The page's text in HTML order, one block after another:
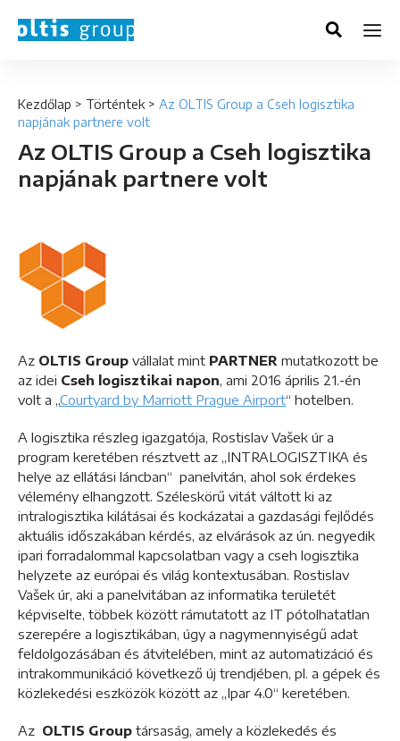
Kezdőlap > Történtek > Az OLTIS Group a Cseh logisztika
napjának partnere volt
Az OLTIS Group a Cseh logisztika
napjának partnere volt
Az OLTIS Group vállalat mint PARTNER mutatkozott be
az idei Cseh logisztikai napon, ami 2016 április 21.-én
volt a „Courtyard by Marriott Prague Airport“ hotelben.
A logisztika részleg igazgatója, Rostislav Vašek úr a
program keretében résztvett az „INTRALOGISZTIKA és
helye az ellátási láncban“ panelvitán, ahol sok érdekes
vélemény elhangzott. Széleskörű vitát váltott ki az
intralogisztika kilátásai és kockázatai a gazdasági fejlődés
aktuális időszakában kérdés, az elvárások az ún. negyedik
ipari forradalommal kapcsolatban vagy a cseh logisztika
helyzete az európai és világ kontextusában. Rostislav
Vašek úr, aki a panelvitában az informatika területét
képviselte, többek között rámutatott az IT pótolhatatlan
szerepére a logisztikában, úgy a nagymennyiségű adat
feldolgozásában és átvitelében, mint az automatizáció és
intrakommunikáció következő új trendjében, pl. a gépek és
közlekedési eszközök között az „Ipar 4.0“ keretében.
Az OLTIS Group társaság, amely a közlekedés és